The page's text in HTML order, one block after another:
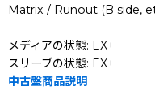
Matrix / Runout (B side,
メディアの状態: EX+
スリーブの状態: EX+
中古盤商品説明